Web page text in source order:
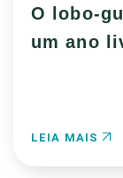
O lobo-
um ano
LEIA MAIS